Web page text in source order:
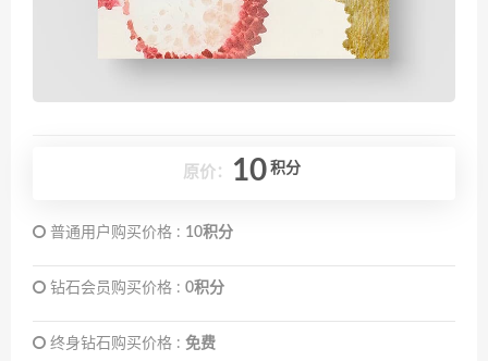
原价： 10 积分
普通用户购买价格 : 10积分
钻石会员购买价格 : 0积分
终身钻石购买价格 : 免费